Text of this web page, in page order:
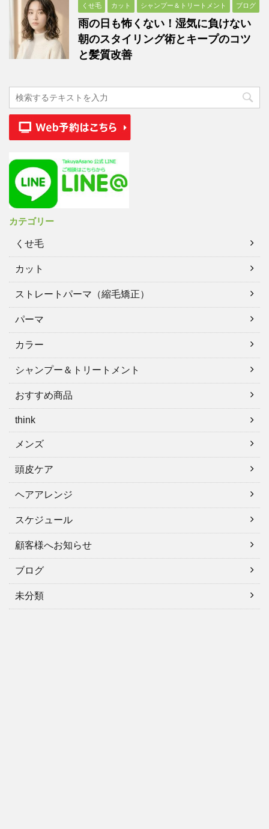
くせ毛 カット シャンプー＆トリートメント ブログ
雨の日も怖くない！湿気に負けない
朝のスタイリング術とキープのコツ
と髪質改善
カテゴリー
くせ毛
カット
ストレートパーマ（縮毛矯正）
パーマ
カラー
シャンプー＆トリートメント
おすすめ商品
think
メンズ
頭皮ケア
ヘアアレンジ
スケジュール
顧客様へお知らせ
ブログ
未分類